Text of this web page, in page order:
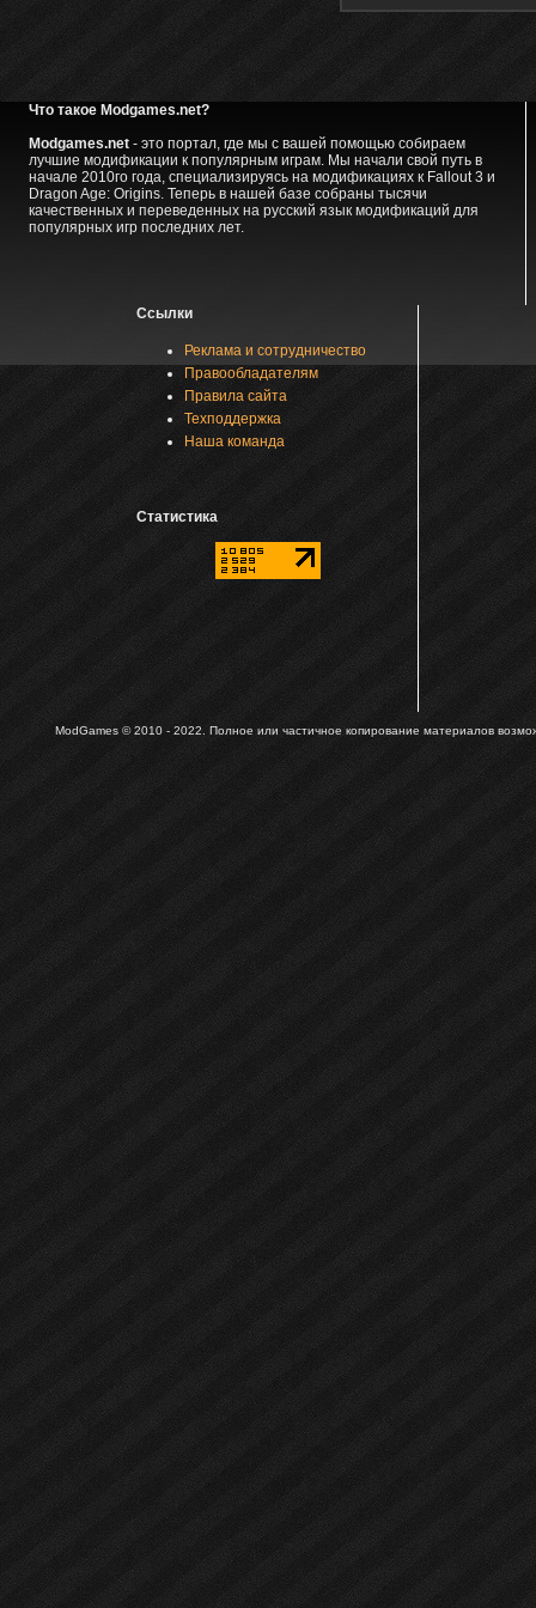
Что такое Modgames.net?
Modgames.net- это портал, где мы с вашей помощью собираем
лучшие модификации к популярным играм. Мы начали свой путь в
начале 2010го года, специализируясь на модификациях к Fallout 3 и
Dragon Age: Origins. Теперь в нашей базе собраны тысячи
качественных и переведенных на русский язык модификаций для
популярных игр последних лет.
Ссылки
Реклама и сотрудничество
Правообладателям
Правила сайта
Техподдержка
Наша команда
Статистика
ModGames © 2010 - 2022. Полное или частичное копирование материалов